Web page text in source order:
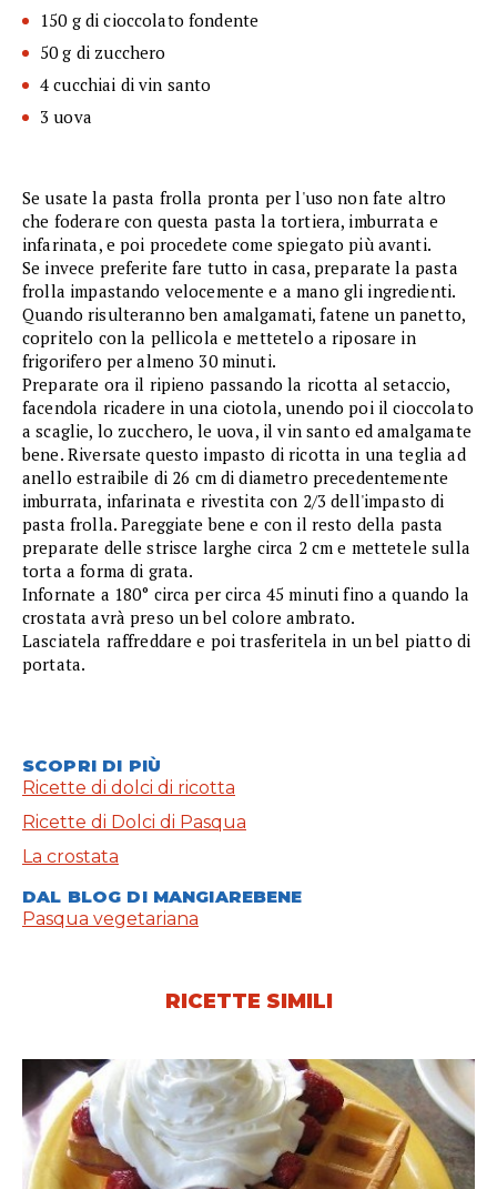
150 g di cioccolato fondente
50 g di zucchero
4 cucchiai di vin santo
3 uova
Se usate la pasta frolla pronta per l'uso non fate altro
che foderare con questa pasta la tortiera, imburrata e
infarinata, e poi procedete come spiegato più avanti.
Se invece preferite fare tutto in casa, preparate la pasta
frolla impastando velocemente e a mano gli ingredienti.
Quando risulteranno ben amalgamati, fatene un panetto,
copritelo con la pellicola e mettetelo a riposare in
frigorifero per almeno 30 minuti.
Preparate ora il ripieno passando la ricotta al setaccio,
facendola ricadere in una ciotola, unendo poi il cioccolato
a scaglie, lo zucchero, le uova, il vin santo ed amalgamate
bene. Riversate questo impasto di ricotta in una teglia ad
anello estraibile di 26 cm di diametro precedentemente
imburrata, infarinata e rivestita con 2/3 dell'impasto di
pasta frolla. Pareggiate bene e con il resto della pasta
preparate delle strisce larghe circa 2 cm e mettetele sulla
torta a forma di grata.
Infornate a 180° circa per circa 45 minuti fino a quando la
crostata avrà preso un bel colore ambrato.
Lasciatela raffreddare e poi trasferitela in un bel piatto di
portata.
SCOPRI DI PIÙ
Ricette di dolci di ricotta
Ricette di Dolci di Pasqua
La crostata
DAL BLOG DI MANGIAREBENE
Pasqua vegetariana
RICETTE SIMILI